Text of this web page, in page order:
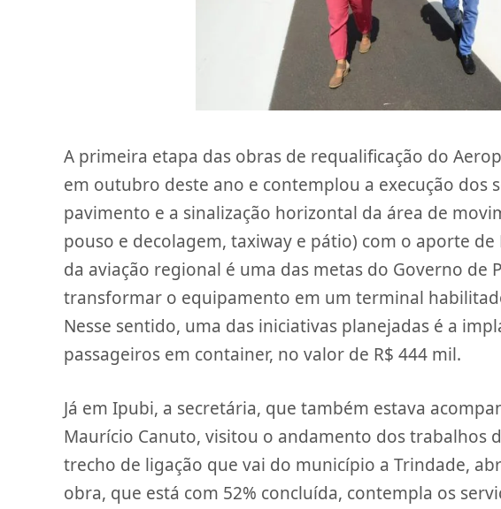
A primeira etapa das obras de requalificação do
em outubro deste ano e contemplou a execução dos
pavimento e a sinalização horizontal da área de
pouso e decolagem, taxiway e pátio) com o aporte
da aviação regional é uma das metas do Governo de
transformar o equipamento em um terminal
Nesse sentido, uma das iniciativas planejadas é a
passageiros em container, no valor de R$ 444 mil.
Já em Ipubi, a secretária, que também estava
Maurício Canuto, visitou o andamento dos trabalhos
trecho de ligação que vai do município a Trindade,
obra, que está com 52% concluída, contempla os